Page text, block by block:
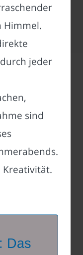
Himmel.
jeder
sind
Kreativität.
Das